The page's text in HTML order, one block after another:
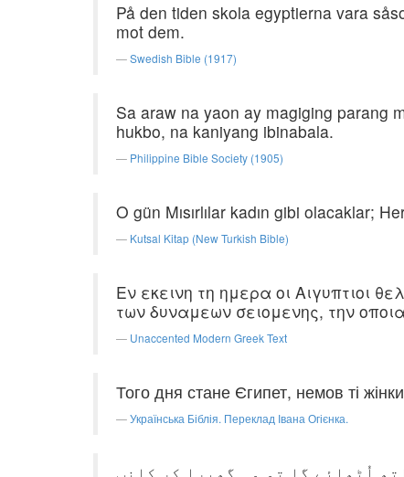
På den tiden skola egyptierna vara
mot dem.
Swedish Bible (1917)
Sa araw na yaon ay magiging parang
hukbo, na kaniyang ibinabala.
Philippine Bible Society (1905)
O gün Mısırlılar kadın gibi olacaklar;
Kutsal Kitap (New Turkish Bible)
Εν εκεινη τη ημερα οι Αιγυπτιοι
των δυναμεων σειομενης, την
Unaccented Modern Greek Text
Того дня стане Єгипет, немов ті
Українська Біблія. Переклад Івана Огієнка.
اُٹھائے گا تو وہ گھبرا کر کانپ